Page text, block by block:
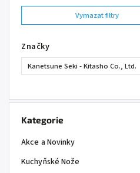
Značky
Kanetsune Seki - Kitasho Co., Ltd.
Vymazat filtry
Kategorie
Akce a Novinky
Kuchyňské Nože